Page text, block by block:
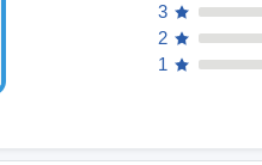
3
2
1